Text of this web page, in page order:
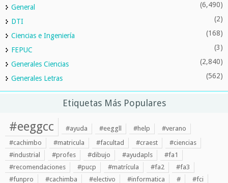
General
(6,490)
DTI (2)
Ciencias e Ingeniería (168)
FEPUC (3)
Generales Ciencias (2,840)
Generales Letras (562)
Etiquetas Más Populares
#eeggcc #ayuda #eeggll #help
#verano
#cachimbo
#matricula #facultad #craest
#ciencias
#industrial
#profes #dibujo #ayudapls
#fa1
#recomendaciones
#pucp #matrícula #fa2
#fa3
#funpro
#cachimba #electivo #informatica #
#fci